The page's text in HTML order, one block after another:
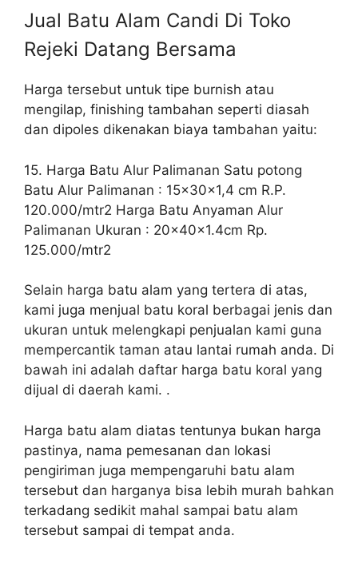
Jual Batu Alam Candi Di Toko
Rejeki Datang Bersama
Harga tersebut untuk tipe burnish atau
mengilap, finishing tambahan seperti diasah
dan dipoles dikenakan biaya tambahan yaitu:
15. Harga Batu Alur Palimanan Satu potong
Batu Alur Palimanan : 15x30x1,4 cm R.P.
120.000/mtr2 Harga Batu Anyaman Alur
Palimanan Ukuran : 20x40x1.4cm Rp.
125.000/mtr2
Selain harga batu alam yang tertera di atas,
kami juga menjual batu koral berbagai jenis dan
ukuran untuk melengkapi penjualan kami guna
mempercantik taman atau lantai rumah anda. Di
bawah ini adalah daftar harga batu koral yang
dijual di daerah kami. .
Harga batu alam diatas tentunya bukan harga
pastinya, nama pemesanan dan lokasi
pengiriman juga mempengaruhi batu alam
tersebut dan harganya bisa lebih murah bahkan
terkadang sedikit mahal sampai batu alam
tersebut sampai di tempat anda.